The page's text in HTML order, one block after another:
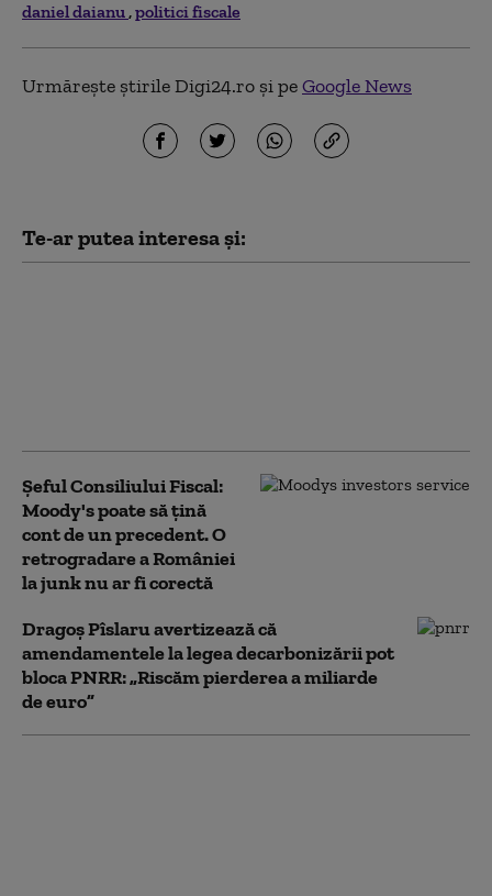
daniel daianu politici fiscale
Urmărește știrile Digi24.ro și peGoogle News
Te-ar putea interesa și:
Șeful Consiliului Fiscal:
Moody's poate să țină
cont de un precedent. O
retrogradare a României
la junk nu ar fi corectă
Dragoș Pîslaru avertizează că
amendamentele la legea decarbonizării pot
bloca PNRR: „Riscăm pierderea a miliarde
de euro”